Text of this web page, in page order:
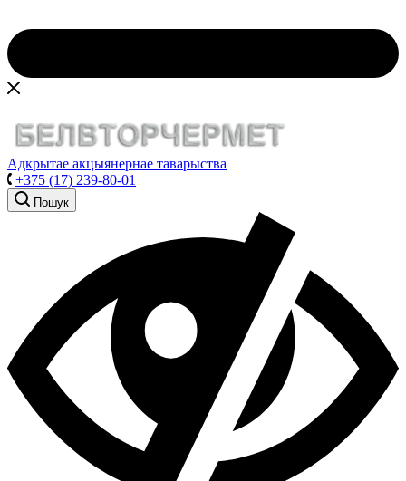
Адкрытае акцыянернае таварыства
+375 (17) 239-80-01
Пошук